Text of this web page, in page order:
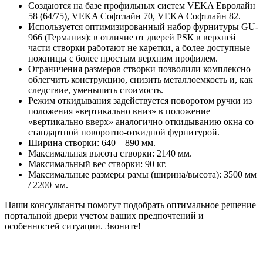
Создаются на базе профильных систем VEKA Евролайн
58 (64/75), VEKA Софтлайн 70, VEKA Софтлайн 82.
Используется оптимизированный набор фурнитуры GU-
966 (Германия): в отличие от дверей PSК в верхней
части створки работают не каретки, а более доступные
ножницы с более простым верхним профилем.
Ограничения размеров створки позволили комплексно
облегчить конструкцию, снизить металлоемкость и, как
следствие, уменьшить стоимость.
Режим откидывания задействуется поворотом ручки из
положения «вертикально вниз» в положение
«вертикально вверх» аналогично откидыванию окна со
стандартной поворотно-откидной фурнитурой.
Ширина створки: 640 – 890 мм.
Максимальная высота створки: 2140 мм.
Максимальный вес створки: 90 кг.
Максимальные размеры рамы (ширина/высота): 3500 мм
/ 2200 мм.
Наши консультанты помогут подобрать оптимальное решение
портальной двери учетом ваших предпочтений и
особенностей ситуации. Звоните!